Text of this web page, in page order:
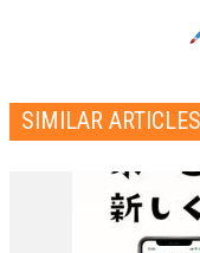
SIMILAR ARTICLES